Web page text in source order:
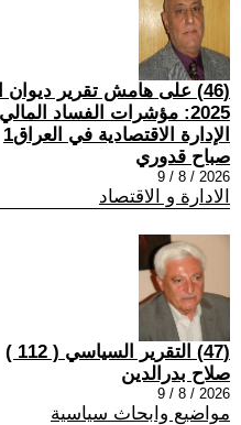
(46) على هامش تقرير ديوان
2025: مؤشرات الفساد
الإدارة الاقتصادية في العراق1
صباح قدوري
2026 / 8 / 9
الادارة و الاقتصاد
(47) التقرير السياسي ( 112 )
صلاح بدرالدين
2026 / 8 / 9
مواضيع وابحاث سياسية